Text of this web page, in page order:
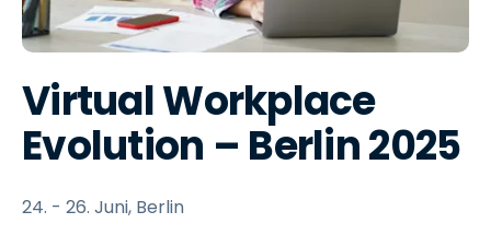
Virtual Workplace
Evolution – Berlin 2025
24. - 26. Juni, Berlin